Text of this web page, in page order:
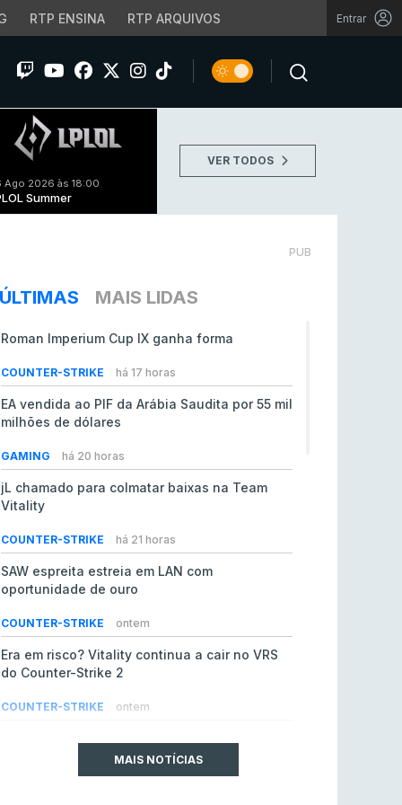
RTP ENSINA RTP ARQUIVOS Entrar
Ago 2026 às 18:00
Summer
VER TODOS
PUB
ÚLTIMAS MAIS LIDAS
Roman Imperium Cup IX ganha forma
COUNTER-STRIKE há 17 horas
EA vendida ao PIF da Arábia Saudita por 55 mil
milhões de dólares
GAMING há 20 horas
jL chamado para colmatar baixas na Team
Vitality
COUNTER-STRIKE há 21 horas
SAW espreita estreia em LAN com
oportunidade de ouro
COUNTER-STRIKE ontem
Era em risco? Vitality continua a cair no VRS
do Counter-Strike 2
COUNTER-STRIKE ontem
comunitários de League of Legends
MAIS NOTÍCIAS